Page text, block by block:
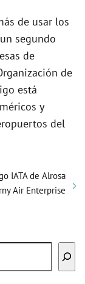
de usar los
segundo
de
de
está
y
del
IATA de Alrosa
Air Enterprise